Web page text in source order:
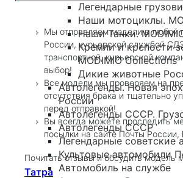
Легендарные
Наши мотоциклы.
Наши Танки.
Кремли и крепости
MODIMIO Collections
Дикие животные
Автолегенды. Новая
России
Автолегенды СССР.
Автолегенды СССР
Легендарные советские
Культовые автомобили
Автомобиль на службе
Мы отправляем модели в любой
России, курьерской службой
транспортной, курьерской
выбор!
Все модели мы проверяем на
отсутствия брака и тщательно
перед отправкой!
Вы всегда можете проследить
посылки на сайте Почты
Почитать отзывы и обсудить модель
Татра